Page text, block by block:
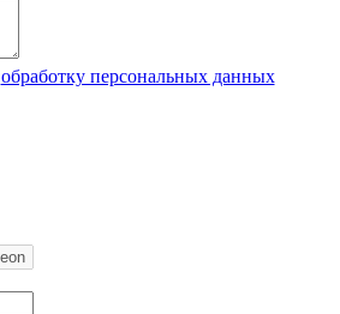
обработку персональных данных